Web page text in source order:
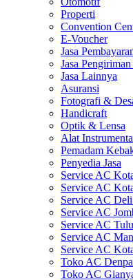
Properti
Convention
E-Voucher
Jasa
Jasa
Jasa Lainnya
Asuransi
Fotografi &
Handicraft
Optik & Lensa
Alat
Pemadam
Penyedia Jasa
Service AC
Service AC
Service AC
Service AC
Service AC
Service AC
Service AC
Toko AC
Toko AC